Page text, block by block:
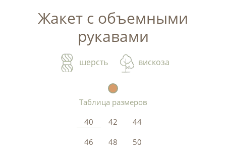
Жакет с объемными
рукавами
шерсть вискоза
Таблица размеров
40
42
44
46
48
50